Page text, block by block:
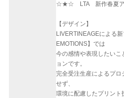
☆★☆ LTA 新作春夏
【デザイン】
LIVERTINEAGEによる
EMOTIONS】では
今の感情や表現したいこ
ョンです。
完全受注生産によるプロ
せず、
環境に配慮したプリント